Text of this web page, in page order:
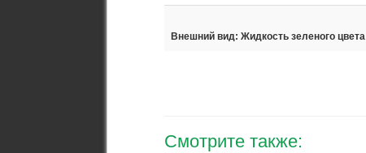
Внешний вид: Жидкость зеленого цвета
Смотрите также: